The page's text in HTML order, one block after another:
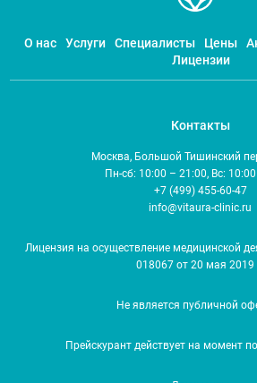
О нас Услуги Специалисты Цены
Лицензии
Контакты
Москва, Большой Тишинский
Пн-сб: 10:00 – 21:00, Вс:
+7 (499) 455-60-47
info@vitaura-clinic.ru
Лицензия на осуществление медицинской
018067 от 20 мая 2019
Не является публичной
Прейскурант действует на момент